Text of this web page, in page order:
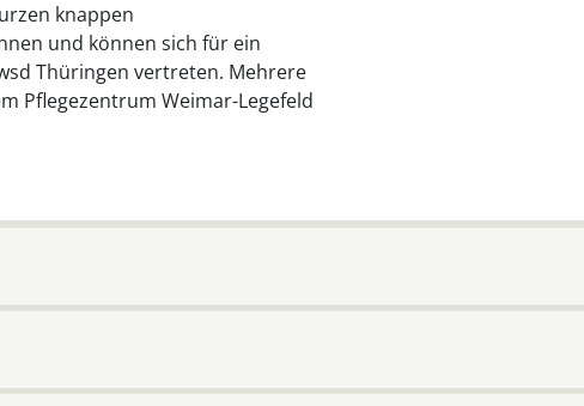
knappen
und können sich für ein
Thüringen vertreten. Mehrere
Pflegezentrum Weimar-Legefeld